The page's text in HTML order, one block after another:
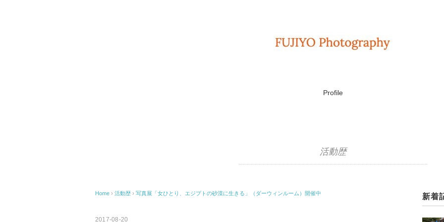
Profile
活動歴
Home › 活動歴 › 写真展「女ひとり、エジプトの砂漠に生きる」（ダーウィンルーム）開催中
2017-08-20
新着